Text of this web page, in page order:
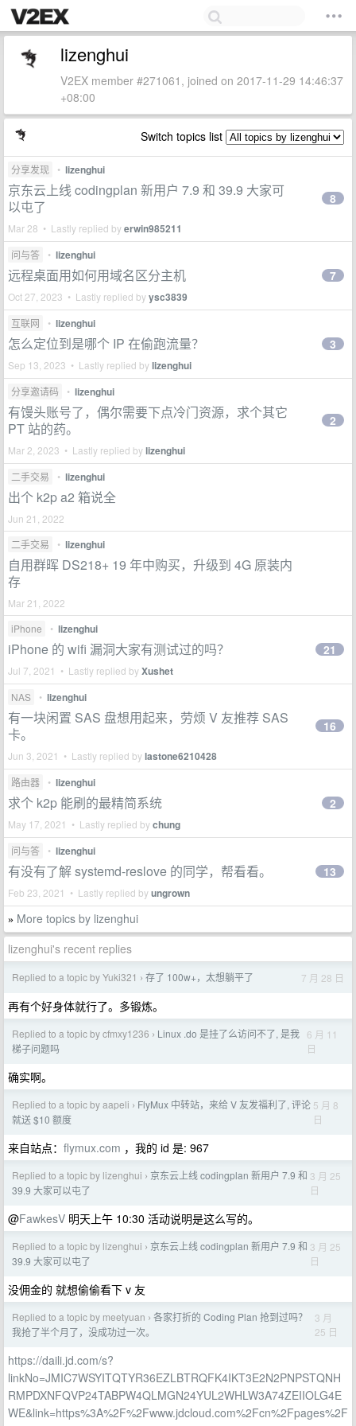
lizenghui
V2EX member #271061, joined on 2017-11-29 14:46:37
+08:00
Switch topics list
分享发现 • lizenghui
京东云上线 codingplan 新用户 7.9 和 39.9 大家可
以屯了
Mar 28 • Lastly replied byerwin985211
8
问与答 • lizenghui
远程桌面用如何用域名区分主机
Oct 27, 2023 • Lastly replied byysc3839
7
互联网 • lizenghui
怎么定位到是哪个 IP 在偷跑流量？
Sep 13, 2023 • Lastly replied bylizenghui
3
分享邀请码 • lizenghui
有馒头账号了，偶尔需要下点冷门资源，求个其它
PT 站的药。
Mar 2, 2023 • Lastly replied bylizenghui
2
二手交易 • lizenghui
出个 k2p a2 箱说全
Jun 21, 2022
二手交易
• lizenghui
自用群晖 DS218+ 19 年中购买，升级到 4G 原装内
存
Mar 21, 2022
iPhone
• lizenghui
iPhone 的 wifi 漏洞大家有测试过的吗？
Jul 7, 2021 • Lastly replied byXushet
21
NAS • lizenghui
有一块闲置 SAS 盘想用起来，劳烦 V 友推荐 SAS
卡。
Jun 3, 2021 • Lastly replied bylastone6210428
16
路由器 • lizenghui
求个 k2p 能刷的最精简系统
May 17, 2021 • Lastly replied bychung
2
问与答 • lizenghui
有没有了解 systemd-reslove 的同学，帮看看。
Feb 23, 2021 • Lastly replied byungrown
13
» More topics by lizenghui
lizenghui's recent replies
Replied to a topic by Yuki321 › 存了 100w+，太想躺平了 7 月 28 日
再有个好身体就行了。多锻炼。
Replied to a topic by cfmxy1236 › Linux .do 是挂了么访问不了, 是我
梯子问题吗
6 月 11
日
确实啊。
Replied to a topic by aapeli › FlyMux 中转站，来给 V 友发福利了, 评论
就送 $10 额度
5 月 8
日
来自站点： flymux.com ，我的 id 是: 967
Replied to a topic by lizenghui › 京东云上线 codingplan 新用户 7.9 和
39.9 大家可以屯了
3 月 25
日
@FawkesV 明天上午 10:30 活动说明是这么写的。
Replied to a topic by lizenghui › 京东云上线 codingplan 新用户 7.9 和
39.9 大家可以屯了
3 月 25
日
没佣金的 就想偷偷看下 v 友
Replied to a topic by meetyuan › 各家打折的 Coding Plan 抢到过吗？
我抢了半个月了，没成功过一次。
3 月
25 日
https://daili.jd.com/s?
linkNo=JMIC7WSYITQTYR36EZLBTRQFK4IKT3E2N2PNPSTQNH
RMPDXNFQVP24TABPW4QLMGN24YUL2WHLW3A74ZEIIOLG4E
WE&link=https%3A%2F%2Fwww.jdcloud.com%2Fcn%2Fpages%2F